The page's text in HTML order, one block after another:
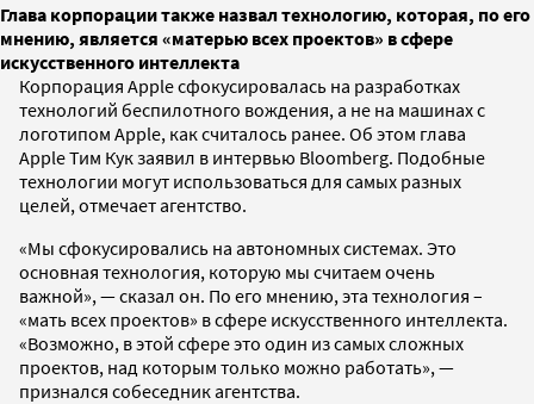
Глава корпорации также назвал технологию, которая, по его
мнению, является «матерью всех проектов» в сфере
искусственного интеллекта
Корпорация Apple сфокусировалась на разработках
технологий беспилотного вождения, а не на машинах с
логотипом Apple, как считалось ранее. Об этом глава
Apple Тим Кук заявил в интервью Bloomberg. Подобные
технологии могут использоваться для самых разных
целей, отмечает агентство.
«Мы сфокусировались на автономных системах. Это
основная технология, которую мы считаем очень
важной», — сказал он. По его мнению, эта технология –
«мать всех проектов» в сфере искусственного интеллекта.
«Возможно, в этой сфере это один из самых сложных
проектов, над которым только можно работать», —
признался собеседник агентства.